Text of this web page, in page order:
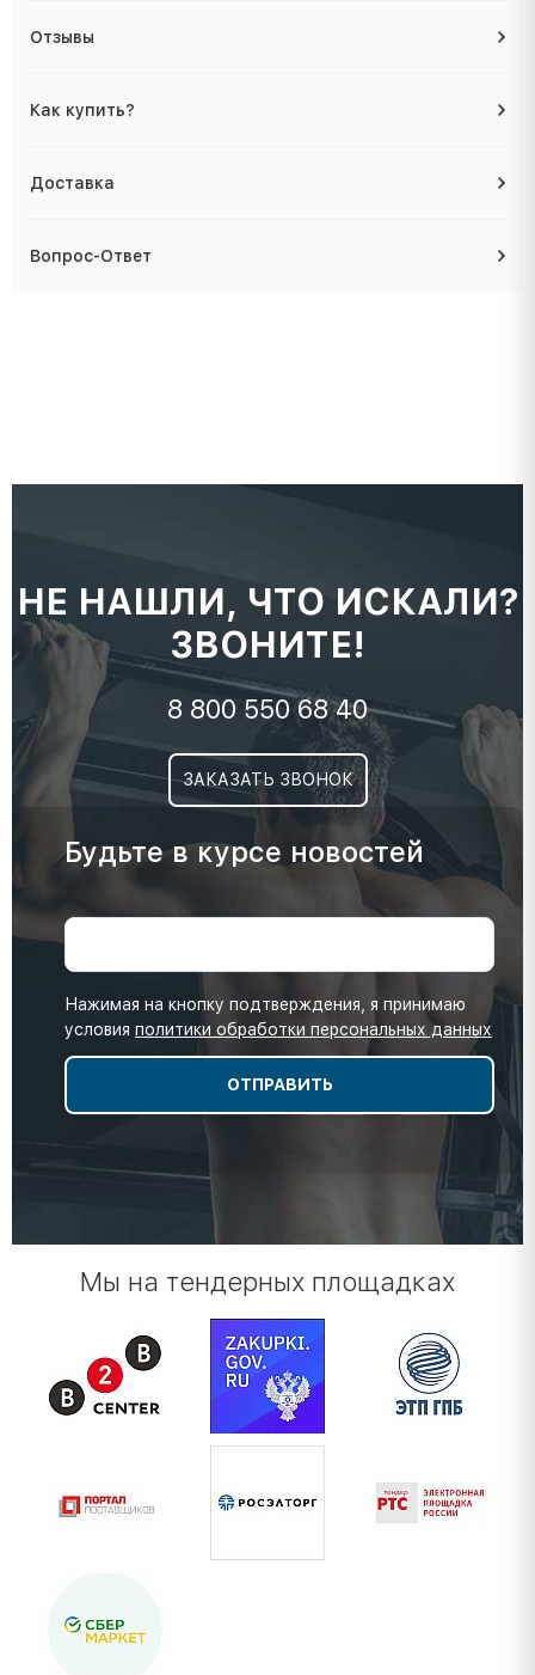
Отзывы
Как купить?
Доставка
Вопрос-Ответ
НЕ НАШЛИ, ЧТО ИСКАЛИ?
ЗВОНИТЕ!
8 800 550 68 40
ЗАКАЗАТЬ ЗВОНОК
Будьте в курсе новостей
Нажимая на кнопку подтверждения, я принимаю
условия политики обработки персональных данных
Мы на тендерных площадках